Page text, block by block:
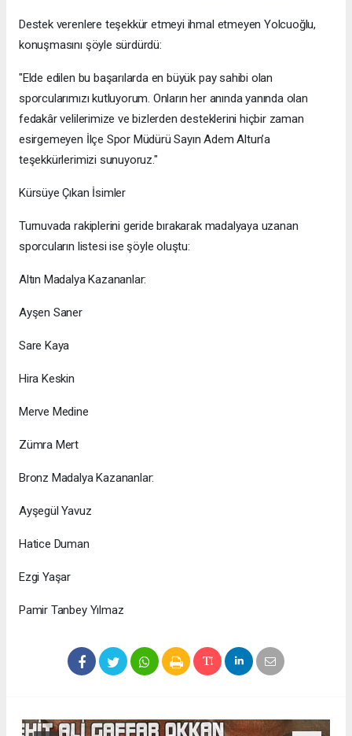
​Destek verenlere teşekkür etmeyi ihmal etmeyen Yolcuoğlu,
konuşmasını şöyle sürdürdü:
​"Elde edilen bu başarılarda en büyük pay sahibi olan
sporcularımızı kutluyorum. Onların her anında yanında olan
fedakâr velilerimize ve bizlerden desteklerini hiçbir zaman
esirgemeyen İlçe Spor Müdürü Sayın Adem Altun’a
teşekkürlerimizi sunuyoruz."
​Kürsüye Çıkan İsimler
​Turnuvada rakiplerini geride bırakarak madalyaya uzanan
sporcuların listesi ise şöyle oluştu:
​Altın Madalya Kazananlar:
​Ayşen Saner
​Sare Kaya
​Hira Keskin
​Merve Medine
​Zümra Mert
​Bronz Madalya Kazananlar:
​Ayşegül Yavuz
​Hatice Duman
​Ezgi Yaşar
​Pamir Tanbey Yılmaz